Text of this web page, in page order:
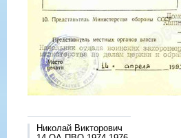
Николай Викторович